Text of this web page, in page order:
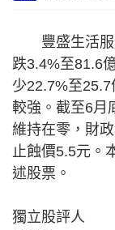
豐盛生活服
跌3.4%至81.6
少22.7%至
較強。截至6月
維持在零，財
止蝕價5.5元。
述股票。
獨立股評人